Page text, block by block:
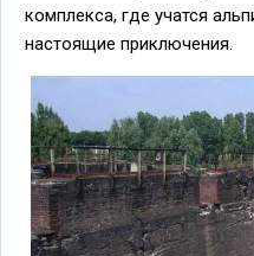
комплекса, где учатся
настоящие приключения.